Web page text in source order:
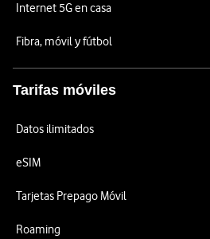
Internet 5G en casa
Fibra, móvil y fútbol
Tarifas móviles
Datos ilimitados
eSIM
Tarjetas Prepago Móvil
Roaming